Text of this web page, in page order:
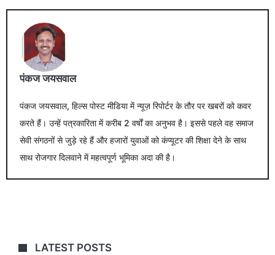
पंकज जयसवाल
पंकज जयसवाल, हिल्स पोस्ट मीडिया में न्यूज़ रिपोर्टर के तौर पर खबरों को कवर
करते हैं। उन्हें पत्रकारिता में करीब 2 वर्षों का अनुभव है। इससे पहले वह समाज
सेवी संगठनों से जुड़े रहे हैं और हजारों युवाओं को कंप्यूटर की शिक्षा देने के साथ
साथ रोजगार दिलवाने में महत्वपूर्ण भूमिका अदा की है।
LATEST POSTS